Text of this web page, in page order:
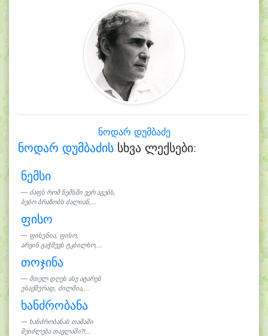
ნოდარ დუმბაძე
ნოდარ დუმბაძის სხვა ლექსები:
ნემსი
ძაფს რომ ნემსში ვერ აგებს,
ბებო ბრაზობს ძალიან,...
ფისო
ფისუნია, ფისო,
არვინ გაჭმევს ტკბილსო,...
თოჯინა
მთელ დღეს ასე ატარებ
უსაქმურად, ძილშია,...
ხანძრობანა
ხანძრობანას თამაში
შეიძლება თავლაში?!...